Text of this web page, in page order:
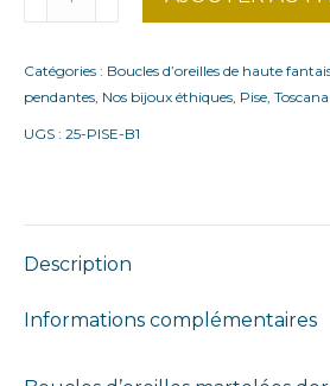
de
d'oreilles
Catégories : Boucles d’oreilles de haute
pendantes Nos bijoux éthiques Pise Toscana
UGS : 25-PISE-B1
Description
Informations complémentaires